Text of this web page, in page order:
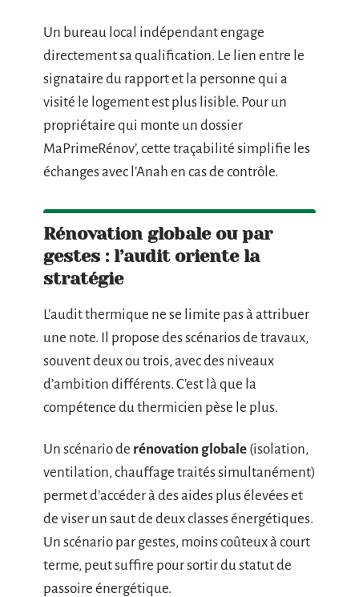
Un bureau local indépendant engage
directement sa qualification. Le lien entre le
signataire du rapport et la personne qui a
visité le logement est plus lisible. Pour un
propriétaire qui monte un dossier
MaPrimeRénov’, cette traçabilité simplifie les
échanges avec l’Anah en cas de contrôle.
Rénovation globale ou par
gestes : l’audit oriente la
stratégie
L’audit thermique ne se limite pas à attribuer
une note. Il propose des scénarios de travaux,
souvent deux ou trois, avec des niveaux
d’ambition différents. C’est là que la
compétence du thermicien pèse le plus.
Un scénario de rénovation globale (isolation,
ventilation, chauffage traités simultanément)
permet d’accéder à des aides plus élevées et
de viser un saut de deux classes énergétiques.
Un scénario par gestes, moins coûteux à court
terme, peut suffire pour sortir du statut de
passoire énergétique.